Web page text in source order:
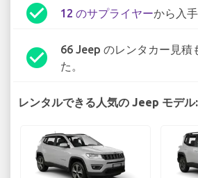
check_circle 12 のサプライヤーから入
check_circle
66 Jeep のレンタカー見積
た。
レンタルできる人気の Jeep モデル: